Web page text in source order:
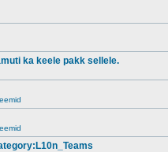
ka keele pakk sellele.